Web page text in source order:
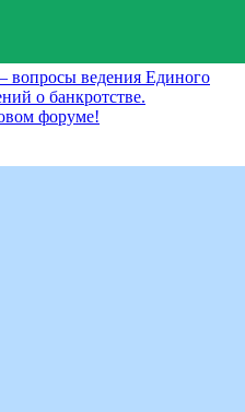
вопросы ведения Единого
о банкротстве.
форуме!